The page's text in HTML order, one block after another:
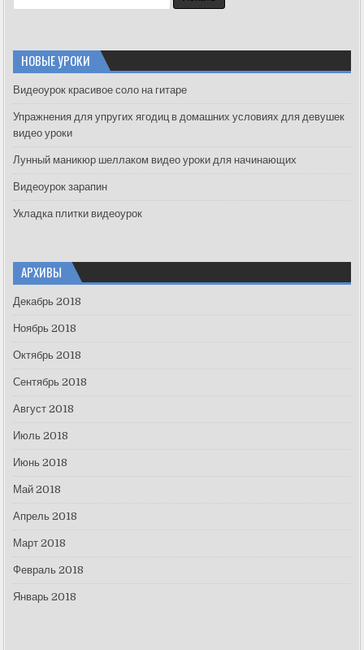
e
h
f
r
:
НОВЫЕ УРОКИ
Видеоурок красивое соло на гитаре
Упражнения для упругих ягодиц в домашних условиях для девушек
видео уроки
Лунный маникюр шеллаком видео уроки для начинающих
Видеоурок зарапин
Укладка плитки видеоурок
АРХИВЫ
Декабрь 2018
Ноябрь 2018
Октябрь 2018
Сентябрь 2018
Август 2018
Июль 2018
Июнь 2018
Май 2018
Апрель 2018
Март 2018
Февраль 2018
Январь 2018